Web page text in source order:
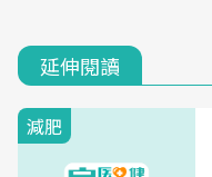
延伸閱讀
減肥